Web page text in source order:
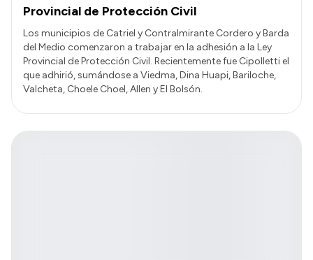
Provincial de Protección Civil
Los municipios de Catriel y Contralmirante Cordero y Barda
del Medio comenzaron a trabajar en la adhesión a la Ley
Provincial de Protección Civil. Recientemente fue Cipolletti el
que adhirió, sumándose a Viedma, Dina Huapi, Bariloche,
Valcheta, Choele Choel, Allen y El Bolsón.